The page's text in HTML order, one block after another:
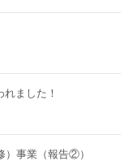
ました！
）事業（報告②）